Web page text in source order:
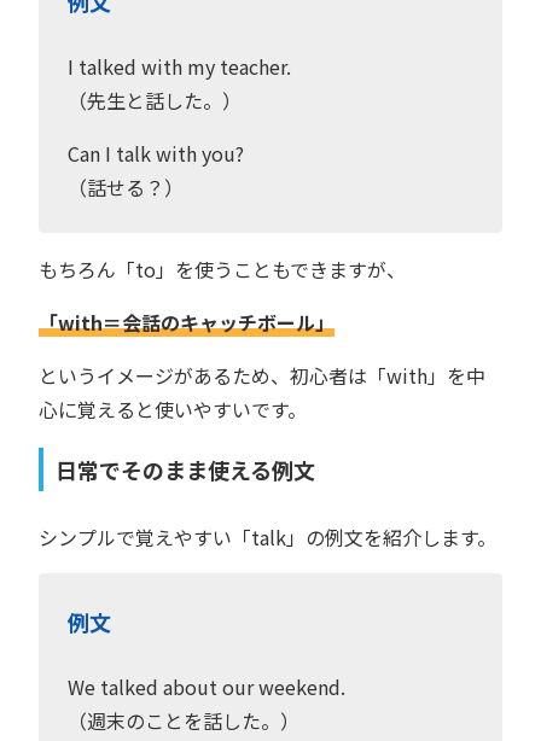
I talked with my teacher.
（先生と話した。）
Can I talk with you?
（話せる？）
もちろん「to」を使うこともできますが、
「with＝会話のキャッチボール」
というイメージがあるため、初心者は「with」を中
心に覚えると使いやすいです。
日常でそのまま使える例文
シンプルで覚えやすい「talk」の例文を紹介します。
例文
We talked about our weekend.
（週末のことを話した。）